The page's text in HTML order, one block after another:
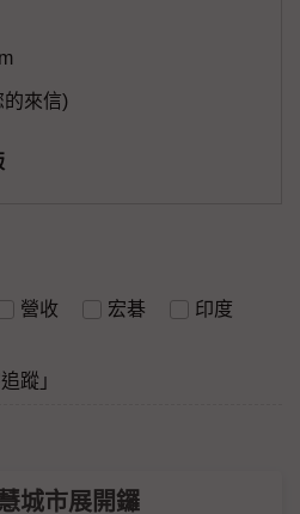
的來信)
營收 宏碁
印度
蹤」
城市展開鑼